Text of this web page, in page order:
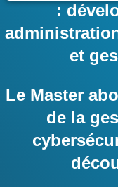
:
et
Le Master
de la